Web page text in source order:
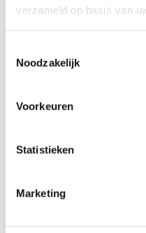
verzameld op basis van
Noodzakelijk
Voorkeuren
Statistieken
Marketing
Koelmalaan 350 / unit
Alkmaar, 1812PS
Volg ons